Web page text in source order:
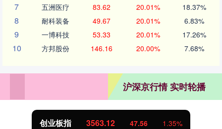
7 五洲医疗 83.62 20.01% 18.37%
8 耐科装备 49.67 20.01% 6.83%
9 一博科技 53.33 20.01% 17.26%
10 方邦股份 146.16 20.00% 7.68%
沪深京行情 实时轮播
创业板指 3563.12 47.56 1.35%